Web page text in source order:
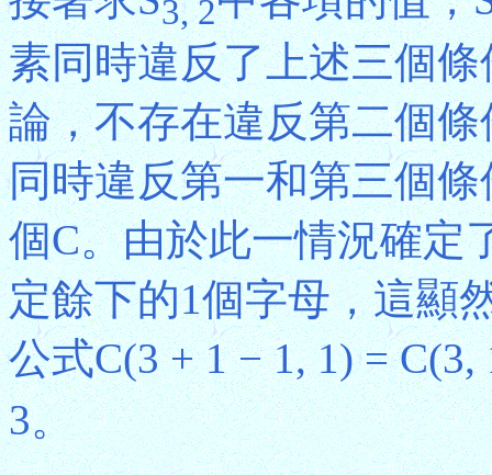
3, 2
素同時違反了上述三個
論，不存在違反第二個
同時違反第一和第三個
個C。由於此一情況確定
定餘下的1個字母，這顯
公式C(3 + 1 − 1, 1) =
3。